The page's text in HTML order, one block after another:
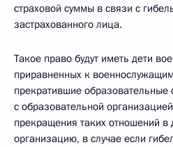
страховой суммы в связи с
застрахованного лица.
Такое право будут иметь дети
приравненных к
прекратившие образовательные
с образовательной
прекращения таких отношений в
организацию, в случае если